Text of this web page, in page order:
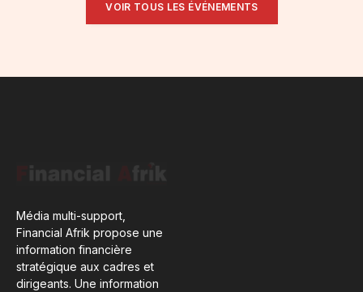
VOIR TOUS LES ÉVÉNEMENTS
Média multi-support,
Financial Afrik propose une
information financière
stratégique aux cadres et
dirigeants. Une information